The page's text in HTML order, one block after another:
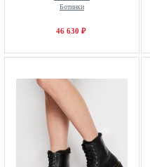
Ботинки
46 630 ₽